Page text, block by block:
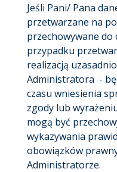
Jeśli Pani/ Pana
przetwarzane na
przechowywane do
przypadku
realizacją
Administratora -
czasu wniesienia
zgody lub
mogą być
wykazywania
obowiązków
Administratorze.